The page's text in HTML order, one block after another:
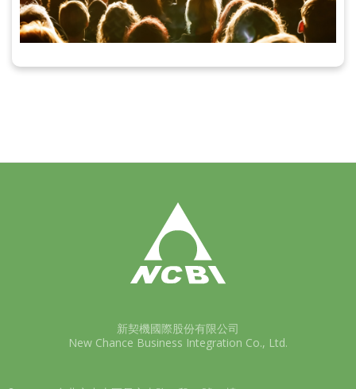
新契機國際股份有限公司
New Chance Business Integration Co., Ltd.